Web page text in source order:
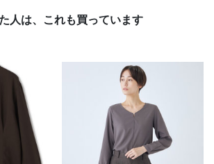
人は、これも買っています